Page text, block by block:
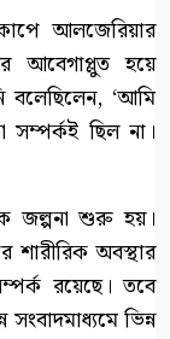
আলজেরিয়ার
আবেগাপ্লুত হয়ে
বলেছিলেন, ‘আমি
ছিল না।
জল্পনা শুরু হয়।
শারীরিক অবস্থার
রয়েছে। তবে
ভিন্ন